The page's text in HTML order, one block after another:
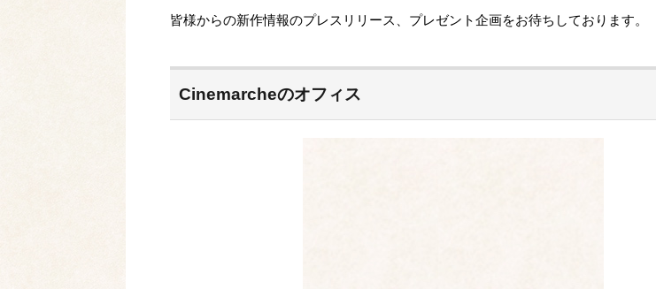
皆様からの新作情報のプレスリリース、プレゼント企画をお待ちしております。
Cinemarcheのオフィス